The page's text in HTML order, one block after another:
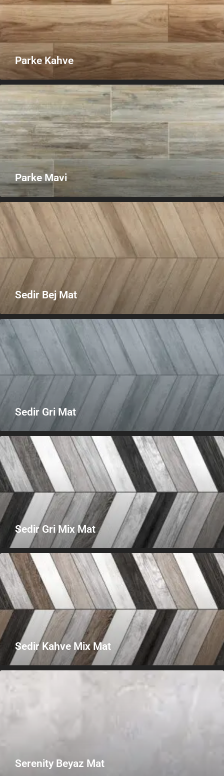
Parke Kahve
Parke Mavi
Sedir Bej Mat
Sedir Gri Mat
Sedir Gri Mix Mat
Sedir Kahve Mix Mat
Serenity Beyaz Mat